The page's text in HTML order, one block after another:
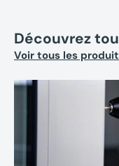
Découvrez
Voir tous les